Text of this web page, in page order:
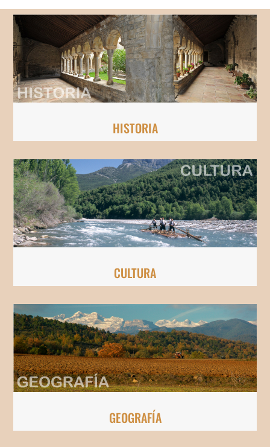
HISTORIA
CULTURA
GEOGRAFÍA